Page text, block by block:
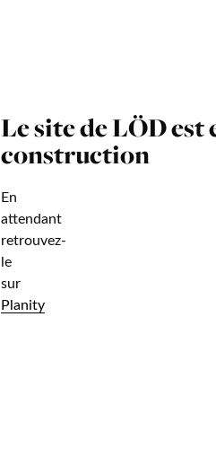
Le site de LÖD est
construction
En
attendant
retrouvez-
le
sur
Planity